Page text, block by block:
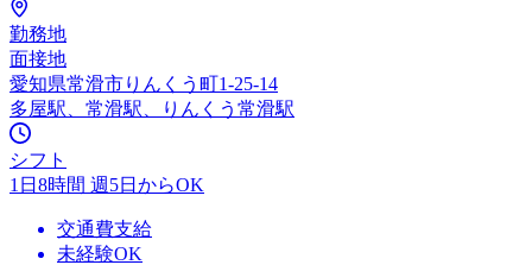
勤務地
面接地
愛知県常滑市りんくう町1-25-14
多屋駅、常滑駅、りんくう常滑駅
シフト
1日8時間 週5日からOK
交通費支給
未経験OK